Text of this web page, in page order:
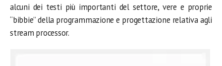
alcuni dei testi più importanti del settore, vere e proprie
“bibbie” della programmazione e progettazione relativa agli
stream processor.